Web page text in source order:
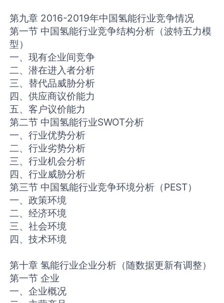
第九章 2016-2019年中国氢能行业竞争情况
第一节 中国氢能行业竞争结构分析（波特五力模
型）
一、现有企业间竞争
二、潜在进入者分析
三、替代品威胁分析
四、供应商议价能力
五、客户议价能力
第二节 中国氢能行业SWOT分析
一、行业优势分析
二、行业劣势分析
三、行业机会分析
四、行业威胁分析
第三节 中国氢能行业竞争环境分析（PEST）
一、政策环境
二、经济环境
三、社会环境
四、技术环境
第十章 氢能行业企业分析（随数据更新有调整）
第一节 企业
一、企业概况